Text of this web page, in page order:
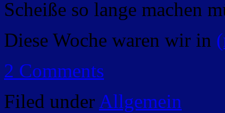
Scheiße so lange machen
Diese Woche waren wir in
2 Comments
Filed under Allgemein